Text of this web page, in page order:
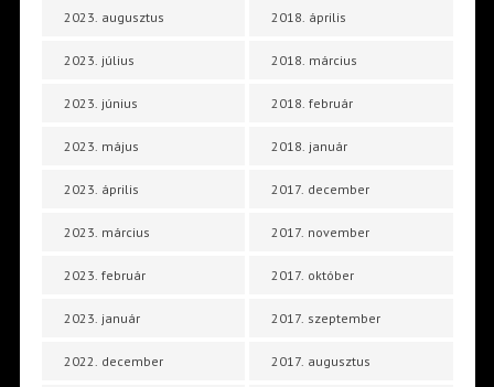
2023. augusztus
2023. július
2023. június
2023. május
2023. április
2023. március
2023. február
2023. január
2022. december
2018. április
2018. március
2018. február
2018. január
2017. december
2017. november
2017. október
2017. szeptember
2017. augusztus